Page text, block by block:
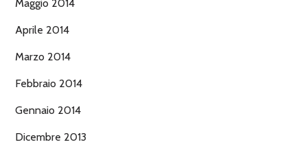
Maggio 2014
Aprile 2014
Marzo 2014
Febbraio 2014
Gennaio 2014
Dicembre 2013